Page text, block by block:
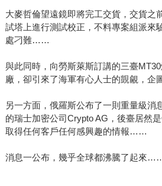
大麥哲倫望遠鏡即將完工交貨，交貨之
試塔上進行測試校正，不料專案組派來
處刁難……
與此同時，向勞斯萊斯訂講的三臺
廠，卻引來了海軍有心人士的覬覦，
另一方面，俄羅斯公布了一則重量級消
的瑞士加密公司Crypto AG，後臺居然
取得任何客戶任何感興趣的情報……
消息一公布，幾乎全球都沸騰了起來